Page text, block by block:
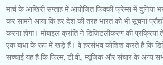
मार्च के आखिरी सप्ताह में आयोजित फिक्की फ्रेम्स में
कर सामने आया कि हर देश की तरह भारत को भी सूचना
करना होगा। मोबाइल क्रांति ने डिजिटलीकरण की
एक बाधा के रूप में खड़े हैं। वे हरसंभव कोशिश करते हैं कि
सच्चाई यह है कि फिल्म, टी.वी., म्यूजिक और संचार के अन्य